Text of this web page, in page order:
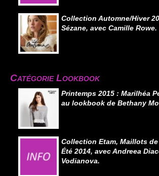
Collection Automne/Hiver
Sézane, avec Camille Rowe.
Catégorie Lookbook
Printemps 2015 : Marilhéa
au lookbook de Bethany
Collection Etam, Maillots
Été 2014, avec Andreea
Vodianova.